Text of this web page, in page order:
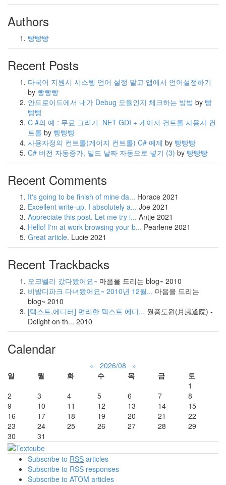
Authors
빵빵빵
Recent Posts
다국어 지원시 시스템 언어 설정 말고 앱에서 언어설정하기
by 빵빵빵
안드로이드에서 내가 Debug 모듈인지 체크하는 방법 by 빵
빵빵
C #의 예 : 무료 그리기 .NET GDI + 게이지 컨트롤 사용자 컨
트롤 by 빵빵빵
사용자정의 컨트롤(게이지 컨트롤) C# 예제 by 빵빵빵
C# 버전 자동증가, 빌드 날짜 자동으로 넣기 (3) by 빵빵빵
Recent Comments
It's going to be finish of mine da... Horace 2021
Excellent write-up. I absolutely a... Joe 2021
Appreciate this post. Let me try i... Antje 2021
Hello! I'm at work browsing your b... Pearlene 2021
Great article. Lucie 2021
Recent Trackbacks
오크벨리 갔다왔어요~ 마음을 드리는 blog~ 2010
비발디파크 다녀왔어요~ 2010년 12월... 마음을 드리는
blog~ 2010
[텍스트,에디터] 편리한 텍스트 에디... 월풍도원(月風道院) -
Delight on th... 2010
Calendar
« 2026/08
»
일
월 화 수 목 금
토
1
2
3 4 5 6 7
8
9
10 11 12 13 14
15
16
17 18 19 20 21
22
23
24 25 26 27 28
29
30
31
Subscribe to RSS articles
Subscribe to RSS responses
Subscribe to ATOM articles